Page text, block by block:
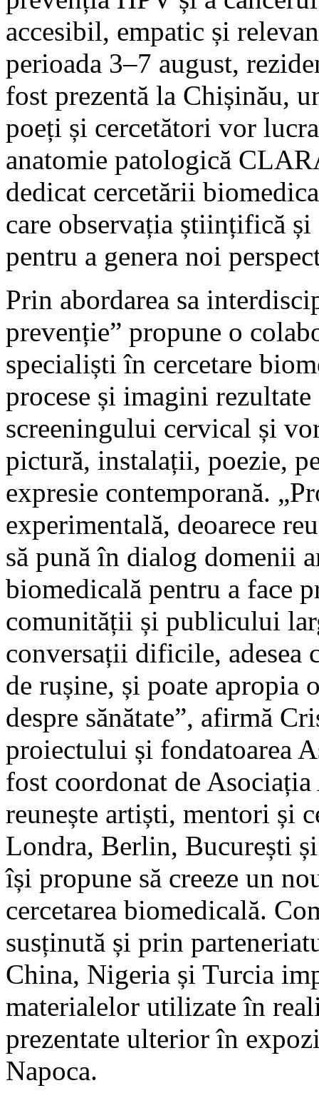
accesibil, empatic și
perioada 3–7 august,
fost prezentă la Chișinău,
poeți și cercetători vor
anatomie patologică
dedicat cercetării
care observația științifică
pentru a genera noi
Prin abordarea sa
prevenție” propune o
specialiști în cercetare
procese și imagini
screeningului cervical și
pictură, instalații, poezie,
expresie contemporană.
experimentală, deoarece
să pună în dialog domenii
biomedicală pentru a face
comunității și publicului
conversații dificile, adesea
de rușine, și poate apropia
despre sănătate”, afirmă
proiectului și fondatoarea
fost coordonat de
reunește artiști, mentori și
Londra, Berlin, București
își propune să creeze un
cercetarea biomedicală.
susținută și prin
China, Nigeria și Turcia
materialelor utilizate în
prezentate ulterior în
Napoca.